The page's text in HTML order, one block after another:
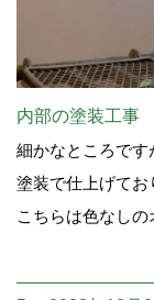
内部の塗装工事
細かなところです
塗装で仕上げてお
こちらは色なしの